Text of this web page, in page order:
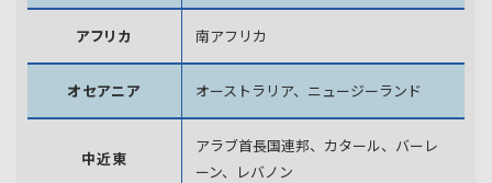
アフリカ 南アフリカ
オセアニア オーストラリア、ニュージーランド
中近東
アラブ首長国連邦、カタール、バーレ
ーン、レバノン